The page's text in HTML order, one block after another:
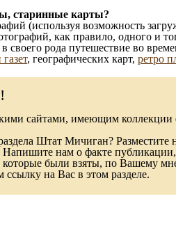
старинные карты?
(используя возможность
как правило, одного и
своего рода путешествие во
, географических карт, ретро
сайтами, имеющим коллекции
Штат Мичиган?
Напишите нам о факте
были взяты, по Вашему
на Вас в этом разделе.